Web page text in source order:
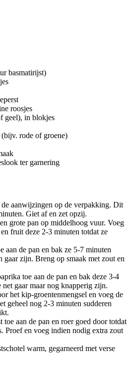
basmatirijst)
roosjes
geel), in blokjes
(bijv. rode of groene)
ter garnering
aanwijzingen op de verpakking. Dit
Giet af en zet opzij.
grote pan op middelhoog vuur. Voeg
fruit deze 2-3 minuten totdat ze
aan de pan en bak ze 5-7 minuten
gaar zijn. Breng op smaak met zout en
toe aan de pan en bak deze 3-4
net gaar maar nog knapperig zijn.
het kip-groentenmengsel en voeg de
geheel nog 2-3 minuten sudderen
toe aan de pan en roer goed door totdat
Proef en voeg indien nodig extra zout
warm, gegarneerd met verse